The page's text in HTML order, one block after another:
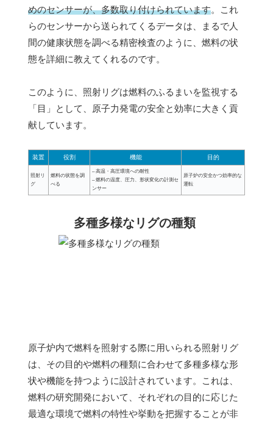
めのセンサーが、多数取り付けられています。これ
らのセンサーから送られてくるデータは、まるで人
間の健康状態を調べる精密検査のように、燃料の状
態を詳細に教えてくれるのです。
このように、照射リグは燃料のふるまいを監視する
「目」として、原子力発電の安全と効率に大きく貢
献しています。
装置 役割 機能 目的
照射リ
グ
燃料の状態を調
べる
– 高温・高圧環境への耐性
– 燃料の温度、圧力、形状変化の計測セ
ンサー
原子炉の安全かつ効率的な
運転
多種多様なリグの種類
原子炉内で燃料を照射する際に用いられる照射リグ
は、その目的や燃料の種類に合わせて多種多様な形
状や機能を持つように設計されています。これは、
燃料の研究開発において、それぞれの目的に応じた
最適な環境で燃料の特性や挙動を把握することが非